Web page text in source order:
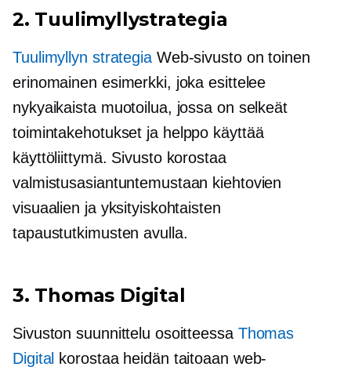
2. Tuulimyllystrategia
Tuulimyllyn strategiaWeb-sivusto on toinen
erinomainen esimerkki, joka esittelee
nykyaikaista muotoilua, jossa on selkeät
toimintakehotukset ja helppo käyttää
käyttöliittymä. Sivusto korostaa
valmistusasiantuntemustaan ​​kiehtovien
visuaalien ja yksityiskohtaisten
tapaustutkimusten avulla.
3. Thomas Digital
Sivuston suunnittelu osoitteessa Thomas
Digital korostaa heidän taitoaan web-